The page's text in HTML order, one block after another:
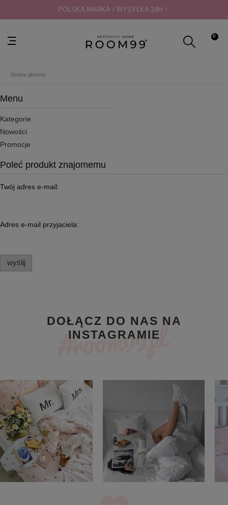
POLSKA MARKA / WYSYŁKA 24H ✨
0
Strona główna
Menu
Kategorie
Nowości
Promocje
Poleć produkt znajomemu
Twój adres e-mail:
Adres e-mail przyjaciela:
wyślij
DOŁĄCZ DO NAS NA
INSTAGRAMIE